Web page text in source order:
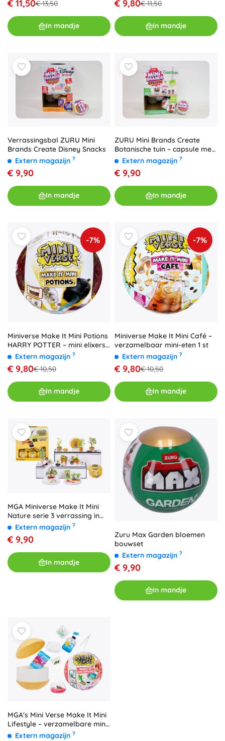
€ 11,50€ 13,50
In mandje
€ 9,80€ 11,50
In mandje
Verrassingsbal ZURU Mini
Brands Create Disney Snacks
Extern magazijn ?
€ 9,90
In mandje
ZURU Mini Brands Create
Botanische tuin – capsule met
miniplantjes
Extern magazijn ?
€ 9,90
In mandje
-7%
Miniverse Make It Mini Potions
HARRY POTTER – mini elixers
DIYExtern magazijn ?
€ 9,80€ 10,50
In mandje
-7%
Miniverse Make It Mini Café –
verzamelbaar mini-eten 1 st
Extern magazijn ?
€ 9,80€ 10,50
In mandje
MGA Miniverse Make It Mini
Nature serie 3 verrassing in
een bol
Extern magazijn ?
€ 9,90
In mandje
Zuru Max Garden bloemen
bouwset
Extern magazijn ?
€ 9,90
In mandje
MGA's Mini Verse Make It Mini
Lifestyle – verzamelbare mini-
set Serie 1 (surprise ball)
Extern magazijn ?